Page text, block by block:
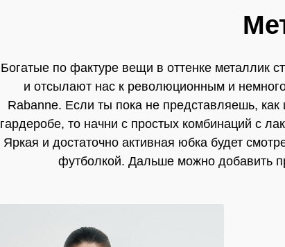
Богатые по фактуре вещи в оттенке металлик
и отсылают нас к революционным и
Rabanne. Если ты пока не представляешь,
гардеробе, то начни с простых комбинаций с
Яркая и достаточно активная юбка будет
футболкой. Дальше можно добавить